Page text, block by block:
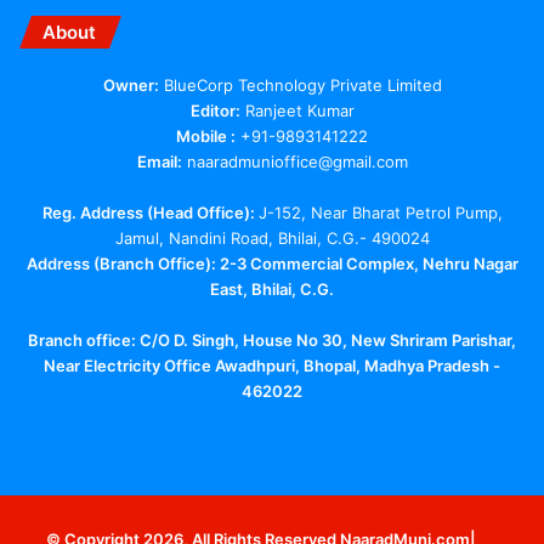
About
Owner: BlueCorp Technology Private Limited
Editor: Ranjeet Kumar
Mobile : +91-9893141222
Email: naaradmunioffice@gmail.com
Reg. Address (Head Office): J-152, Near Bharat Petrol Pump,
Jamul, Nandini Road, Bhilai, C.G.- 490024
Address (Branch Office): 2-3 Commercial Complex, Nehru Nagar
East, Bhilai, C.G.
Branch office: C/O D. Singh, House No 30, New Shriram Parishar,
Near Electricity Office Awadhpuri, Bhopal, Madhya Pradesh -
462022
© Copyright 2026, All Rights Reserved NaaradMuni.com|